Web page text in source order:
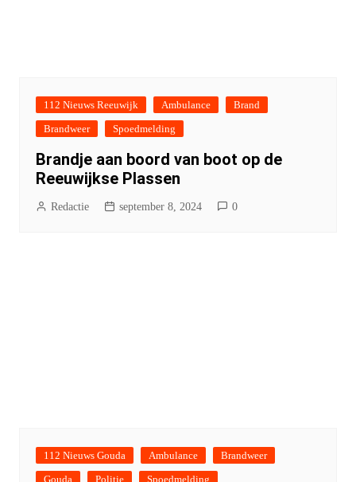
112 Nieuws Reeuwijk Ambulance
Brand
Brandweer
Spoedmelding
Brandje aan boord van boot op de
Reeuwijkse Plassen
Redactie september 8, 2024 0
112 Nieuws Gouda Ambulance
Brandweer
Gouda
Politie Spoedmelding